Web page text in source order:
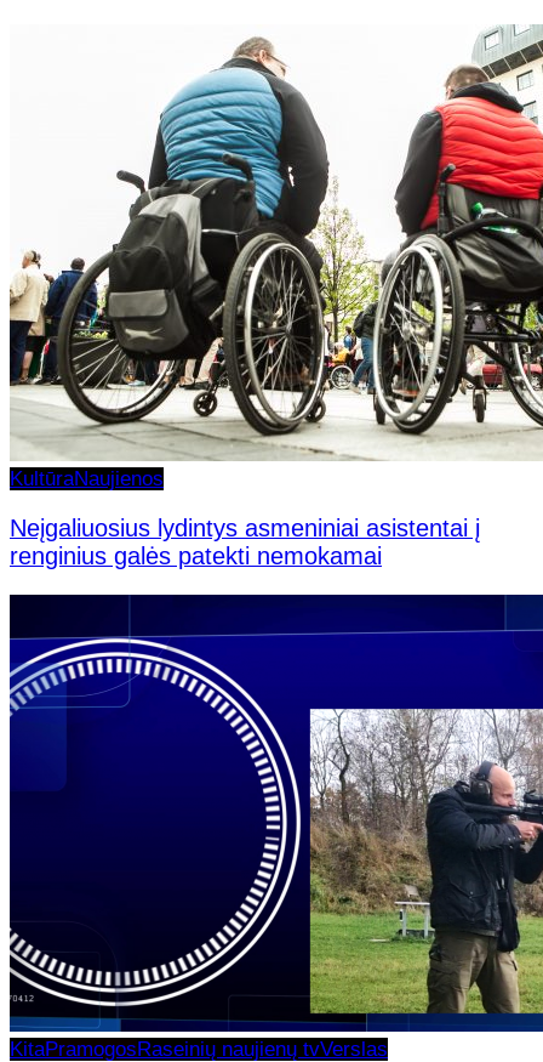
KultūraNaujienos
Neįgaliuosius lydintys asmeniniai asistentai į
renginius galės patekti nemokamai
KitaPramogos Raseinių naujienų tvVerslas